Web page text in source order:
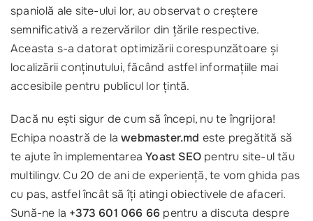
spaniolă ale site-ului lor, au observat o creștere
semnificativă a rezervărilor din țările respective.
Aceasta s-a datorat optimizării corespunzătoare și
localizării conținutului, făcând astfel informațiile mai
accesibile pentru publicul lor țintă.
Dacă nu ești sigur de cum să începi, nu te îngrijora!
Echipa noastră de lawebmaster.md este pregătită să
te ajute în implementareaYoast SEO pentru site-ul tău
multilingv. Cu 20 de ani de experiență, te vom ghida pas
cu pas, astfel încât să îți atingi obiectivele de afaceri.
Sună-ne la +373 601 066 66 pentru a discuta despre